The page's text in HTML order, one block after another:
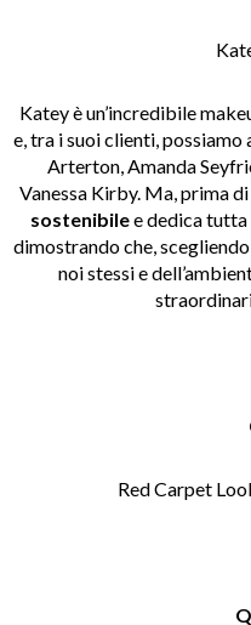
Katey è un’incredibile
e, tra i suoi clienti,
Arterton, Amanda
Vanessa Kirby. Ma, prima
sostenibilee dedica tutta
dimostrando che,
noi stessi e
Red Carpet